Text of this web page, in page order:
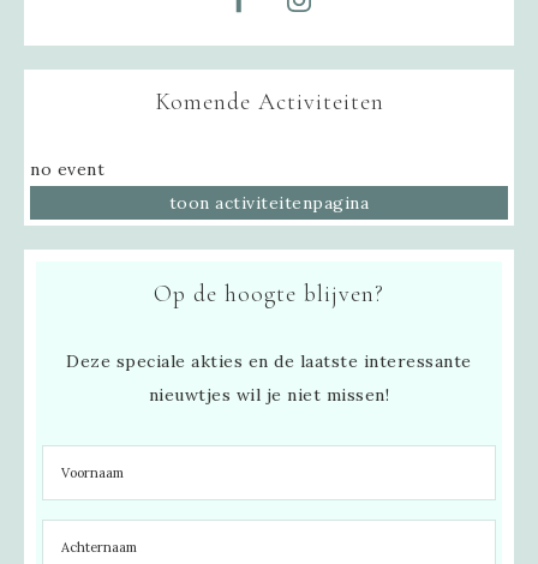
Komende Activiteiten
no event
toon activiteitenpagina
Op de hoogte blijven?
Deze speciale akties en de laatste interessante
nieuwtjes wil je niet missen!